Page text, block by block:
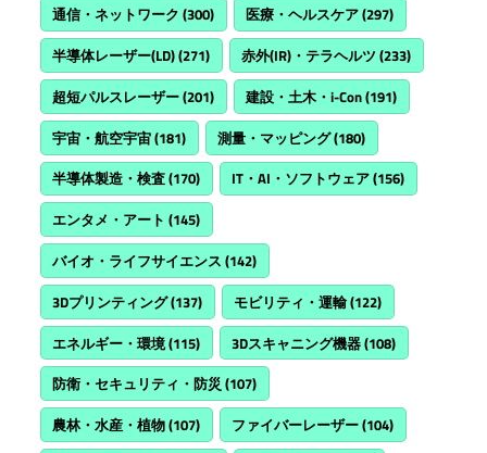
通信・ネットワーク (300) 医療・ヘルスケア(297)
半導体レーザー(LD)(271) 赤外(IR)・テラヘルツ (233)
超短パルスレーザー(201) 建設・土木・i-Con(191)
宇宙・航空宇宙(181) 測量・マッピング(180)
半導体製造・検査(170) IT・AI・ソフトウェア(156)
エンタメ・アート (145)
バイオ・ライフサイエンス (142)
3Dプリンティング(137) モビリティ・運輸(122)
エネルギー・環境(115) 3Dスキャニング機器(108)
防衛・セキュリティ・防災(107)
農林・水産・植物(107) ファイバーレーザー(104)